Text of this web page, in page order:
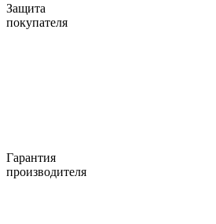
Защита
покупателя
Гарантия
производителя